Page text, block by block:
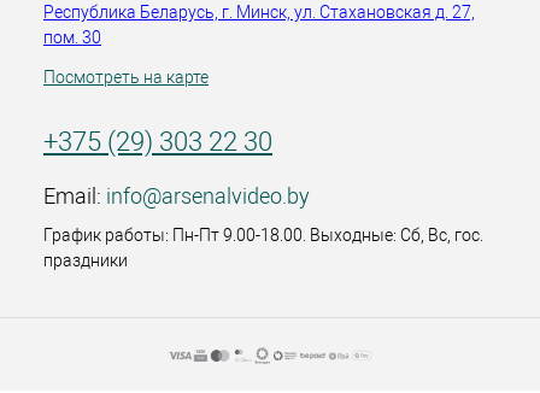
Республика Беларусь, г. Минск, ул. Стахановская д. 27,
пом. 30
Посмотреть на карте
+375 (29) 303 22 30
Email: info@arsenalvideo.by
График работы: Пн-Пт 9.00-18.00. Выходные: Сб, Вс, гос.
праздники